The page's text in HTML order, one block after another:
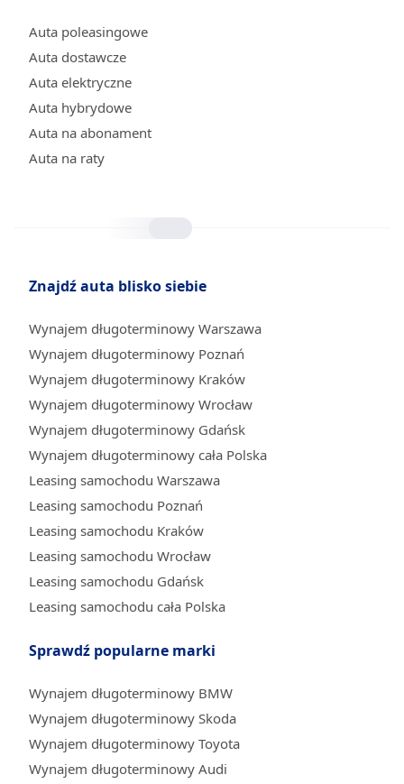
Auta poleasingowe
Auta dostawcze
Auta elektryczne
Auta hybrydowe
Auta na abonament
Auta na raty
Znajdź auta blisko siebie
Wynajem długoterminowy Warszawa
Wynajem długoterminowy Poznań
Wynajem długoterminowy Kraków
Wynajem długoterminowy Wrocław
Wynajem długoterminowy Gdańsk
Wynajem długoterminowy cała Polska
Leasing samochodu Warszawa
Leasing samochodu Poznań
Leasing samochodu Kraków
Leasing samochodu Wrocław
Leasing samochodu Gdańsk
Leasing samochodu cała Polska
Sprawdź popularne marki
Wynajem długoterminowy BMW
Wynajem długoterminowy Skoda
Wynajem długoterminowy Toyota
Wynajem długoterminowy Audi